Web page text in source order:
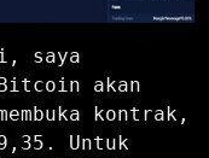
saya
akan
kontrak,
Untuk